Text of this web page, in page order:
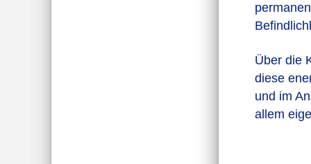
Über die
diese
und im
allem